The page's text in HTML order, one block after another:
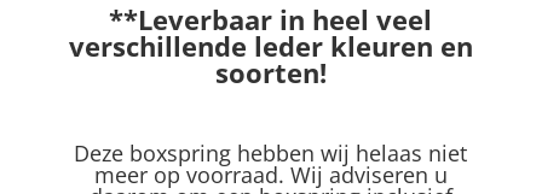
**Leverbaar in heel veel
verschillende leder kleuren en
soorten!
Deze boxspring hebben wij helaas niet
meer op voorraad. Wij adviseren u